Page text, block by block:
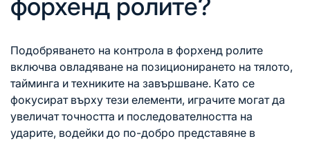
форхенд ролите?
Подобряването на контрола в форхенд ролите
включва овладяване на позиционирането на тялото,
тайминга и техниките на завършване. Като се
фокусират върху тези елементи, играчите могат да
увеличат точността и последователността на
ударите, водейки до по-добро представяне в